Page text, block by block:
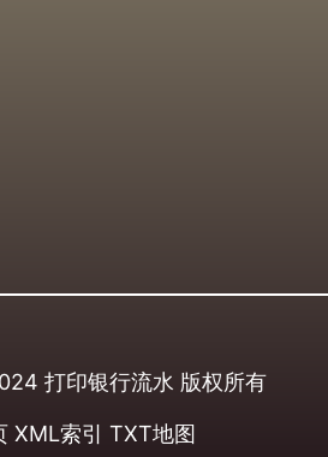
打印银行流水 版权所有
XML索引 TXT地图